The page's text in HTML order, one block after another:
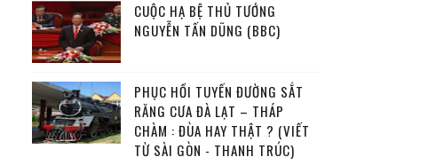
CUỘC HẠ BỆ THỦ TƯỚNG
NGUYỄN TẤN DŨNG (BBC)
PHỤC HỒI TUYẾN ĐƯỜNG SẮT
RĂNG CƯA ĐÀ LẠT – THÁP
CHÀM : ĐÙA HAY THẬT ? (VIẾT
TỪ SÀI GÒN - THANH TRÚC)